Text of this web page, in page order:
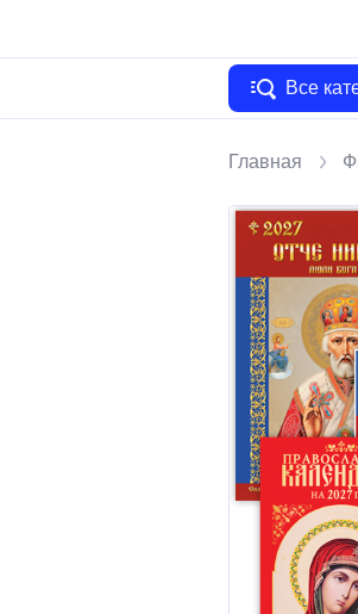
Все
Главная